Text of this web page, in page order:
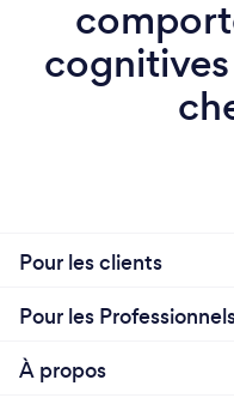
Pour les clients
Pour les
À propos